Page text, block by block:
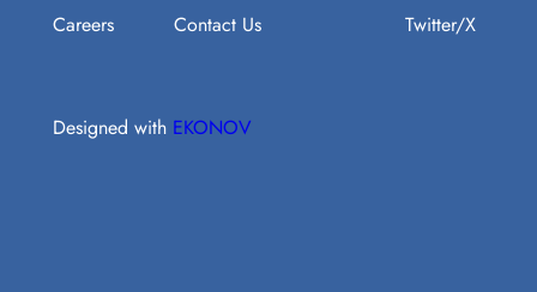
Careers
Contact Us
Twitter/X
Designed with EKONOV